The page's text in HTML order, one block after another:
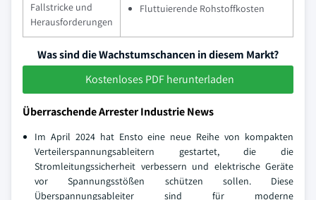
Fallstricke und
Herausforderungen
Fluttuierende Rohstoffkosten
Was sind die Wachstumschancen in diesem Markt?
Kostenloses PDF herunterladen
Überraschende Arrester Industrie News
Im April 2024 hat Ensto eine neue Reihe von kompakten
Verteilerspannungsableitern gestartet, die die
Stromleitungssicherheit verbessern und elektrische Geräte
vor Spannungsstößen schützen sollen. Diese
Überspannungsableiter sind für moderne